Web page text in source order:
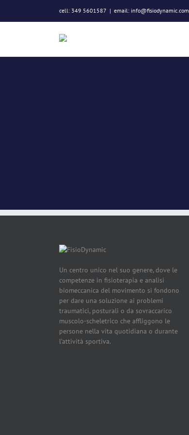
contenuto
cell: 349 5601587 | email: info@fisiodynamic.com
Un centro unico nel suo genere, dove le
competenze in fisioterapia e analisi
biomeccanica del movimento si fondono
per dare una soluzione ai problemi
traumatici, posturali o da sovraccarico
muscolo-scheletrico che affliggono le
persone nella vita quotidiana o durante
l’attività sportiva.